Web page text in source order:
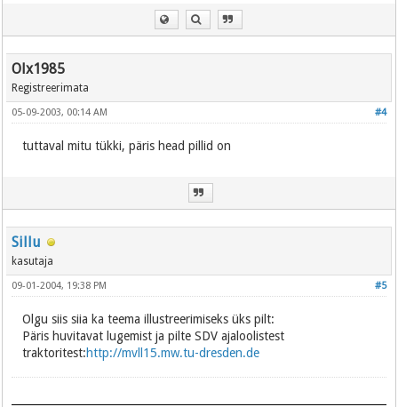
Olx1985
Registreerimata
#4
05-09-2003, 00:14 AM
tuttaval mitu tükki, päris head pillid on
Sillu
kasutaja
#5
09-01-2004, 19:38 PM
Olgu siis siia ka teema illustreerimiseks üks pilt:
Päris huvitavat lugemist ja pilte SDV ajaloolistest
traktoritest:http://mvll15.mw.tu-dresden.de